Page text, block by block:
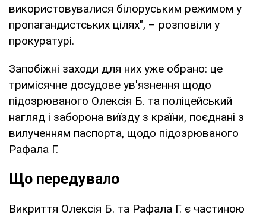
використовувалися білоруським режимом у
пропагандистських цілях", – розповіли у
прокуратурі.
Запобіжні заходи для них уже обрано: це
тримісячне досудове ув'язнення щодо
підозрюваного Олексія Б. та поліцейський
нагляд і заборона виїзду з країни, поєднані з
вилученням паспорта, щодо підозрюваного
Рафала Г.
Що передувало
Викриття Олексія Б. та Рафала Г. є частиною